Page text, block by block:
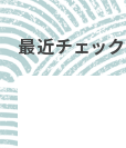
最近チェッ